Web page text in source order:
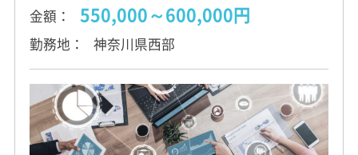
金額 550,000～600,000円
勤務地 神奈川県西部